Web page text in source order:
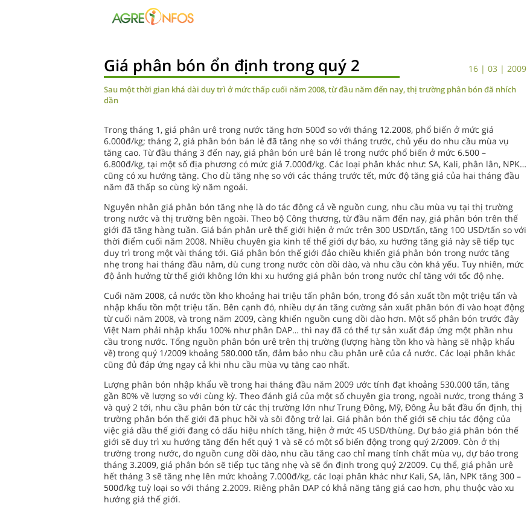
Giá phân bón ổn định trong quý 2 16 | 03 | 2009
Sau một thời gian khá dài duy trì ở mức thấp cuối năm 2008, từ đầu năm đến nay, thị trường phân bón đã nhích
dần
Trong tháng 1, giá phân urê trong nước tăng hơn 500đ so với tháng 12.2008, phổ biến ở mức giá
6.000đ/kg; tháng 2, giá phân bón bán lẻ đã tăng nhẹ so với tháng trước, chủ yếu do nhu cầu mùa vụ
tăng cao. Từ đầu tháng 3 đến nay, giá phân bón urê bán lẻ trong nước phổ biến ở mức 6.500 –
6.800đ/kg, tại một số địa phương có mức giá 7.000đ/kg. Các loại phân khác như: SA, Kali, phân lân, NPK…
cũng có xu hướng tăng. Cho dù tăng nhẹ so với các tháng trước tết, mức độ tăng giá của hai tháng đầu
năm đã thấp so cùng kỳ năm ngoái.
Nguyên nhân giá phân bón tăng nhẹ là do tác động cả về nguồn cung, nhu cầu mùa vụ tại thị trường
trong nước và thị trường bên ngoài. Theo bộ Công thương, từ đầu năm đến nay, giá phân bón trên thế
giới đã tăng hàng tuần. Giá bán phân urê thế giới hiện ở mức trên 300 USD/tấn, tăng 100 USD/tấn so với
thời điểm cuối năm 2008. Nhiều chuyên gia kinh tế thế giới dự báo, xu hướng tăng giá này sẽ tiếp tục
duy trì trong một vài tháng tới. Giá phân bón thế giới đảo chiều khiến giá phân bón trong nước tăng
nhẹ trong hai tháng đầu năm, dù cung trong nước còn dồi dào, và nhu cầu còn khá yếu. Tuy nhiên, mức
độ ảnh hưởng từ thế giới không lớn khi xu hướng giá phân bón trong nước chỉ tăng với tốc độ nhẹ.
Cuối năm 2008, cả nước tồn kho khoảng hai triệu tấn phân bón, trong đó sản xuất tồn một triệu tấn và
nhập khẩu tồn một triệu tấn. Bên cạnh đó, nhiều dự án tăng cường sản xuất phân bón đi vào hoạt động
từ cuối năm 2008, và trong năm 2009, càng khiến nguồn cung dồi dào hơn. Một số phân bón trước đây
Việt Nam phải nhập khẩu 100% như phân DAP… thì nay đã có thể tự sản xuất đáp ứng một phần nhu
cầu trong nước. Tổng nguồn phân bón urê trên thị trường (lượng hàng tồn kho và hàng sẽ nhập khẩu
về) trong quý 1/2009 khoảng 580.000 tấn, đảm bảo nhu cầu phân urê của cả nước. Các loại phân khác
cũng đủ đáp ứng ngay cả khi nhu cầu mùa vụ tăng cao nhất.
Lượng phân bón nhập khẩu về trong hai tháng đầu năm 2009 ước tính đạt khoảng 530.000 tấn, tăng
gần 80% về lượng so với cùng kỳ. Theo đánh giá của một số chuyên gia trong, ngoài nước, trong tháng 3
và quý 2 tới, nhu cầu phân bón từ các thị trường lớn như Trung Đông, Mỹ, Đông Âu bắt đầu ổn định, thị
trường phân bón thế giới đã phục hồi và sôi động trở lại. Giá phân bón thế giới sẽ chịu tác động của
việc giá dầu thế giới đang có dấu hiệu nhích tăng, hiện ở mức 45 USD/thùng. Dự báo giá phân bón thế
giới sẽ duy trì xu hướng tăng đến hết quý 1 và sẽ có một số biến động trong quý 2/2009. Còn ở thị
trường trong nước, do nguồn cung dồi dào, nhu cầu tăng cao chỉ mang tính chất mùa vụ, dự báo trong
tháng 3.2009, giá phân bón sẽ tiếp tục tăng nhẹ và sẽ ổn định trong quý 2/2009. Cụ thể, giá phân urê
hết tháng 3 sẽ tăng nhẹ lên mức khoảng 7.000đ/kg, các loại phân khác như Kali, SA, lân, NPK tăng 300 –
500đ/kg tuỳ loại so với tháng 2.2009. Riêng phân DAP có khả năng tăng giá cao hơn, phụ thuộc vào xu
hướng giá thế giới.